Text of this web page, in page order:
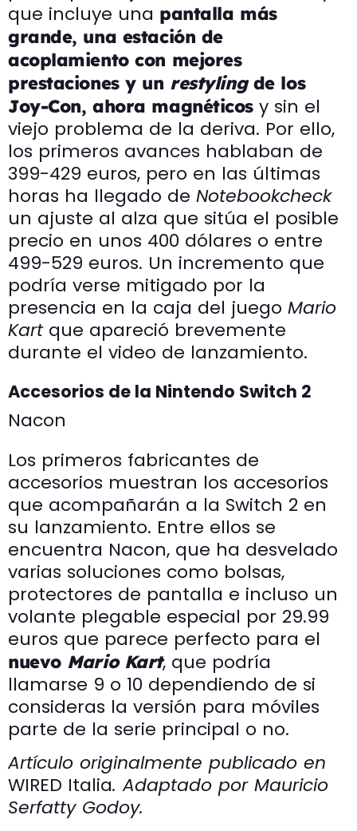
que incluye una pantalla más
grande, una estación de
acoplamiento con mejores
prestaciones y un restylingde los
Joy-Con, ahora magnéticos y sin el
viejo problema de la deriva. Por ello,
los primeros avances hablaban de
399-429 euros, pero en las últimas
horas ha llegado de Notebookcheck
un ajuste al alza que sitúa el posible
precio en unos 400 dólares o entre
499-529 euros. Un incremento que
podría verse mitigado por la
presencia en la caja del juego Mario
Kartque apareció brevemente
durante el video de lanzamiento.
Accesorios de la Nintendo Switch 2
Nacon
Los primeros fabricantes de
accesorios muestran los accesorios
que acompañarán a la Switch 2 en
su lanzamiento. Entre ellos se
encuentra Nacon, que ha desvelado
varias soluciones como bolsas,
protectores de pantalla e incluso un
volante plegable especial por 29.99
euros que parece perfecto para el
nuevo Mario Kart, que podría
llamarse 9 o 10 dependiendo de si
consideras la versión para móviles
parte de la serie principal o no.
Artículo originalmente publicado en
WIRED Italia. Adaptado por Mauricio
Serfatty Godoy.